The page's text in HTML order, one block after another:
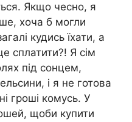
Якщо чесно, я
хоча б могли
кудись їхати, а
сплатити?! Я сім
під сонцем,
і я не готова
гроші комусь. У
щоби купити